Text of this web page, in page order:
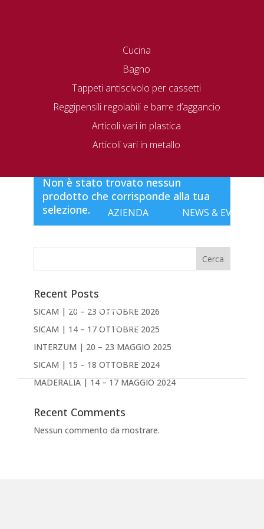
Cucina
Bagno
Tappeti antiscivolo per cassetti
Reggipensili regolabili e barre d’aggancio
Articoli vari in plastica
Articoli vari in metallo
AZIENDA NEWS & EVENTI
AZIENDA
NEWS & EVENTI
DOWNLOAD
Non è stato trovato nessun
prodotto che corrisponde alla tua
selezione.
Cerca
Recent Posts
SICAM | 20 – 23 OTTOBRE 2026
SICAM | 14 – 17 OTTOBRE 2025
INTERZUM | 20 – 23 MAGGIO 2025
SICAM | 15 – 18 OTTOBRE 2024
MADERALIA | 14 – 17 MAGGIO 2024
Recent Comments
Nessun commento da mostrare.